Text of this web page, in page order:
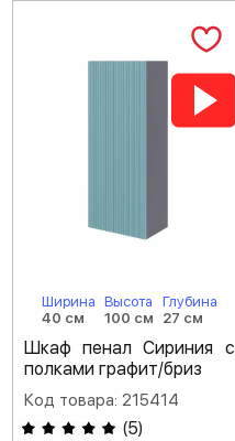
Ширина
40 см
Высота
100 см
Глубина
27 см
Шкаф пенал Сириния с
полками графит/бриз
Код товара: 215414
(5)